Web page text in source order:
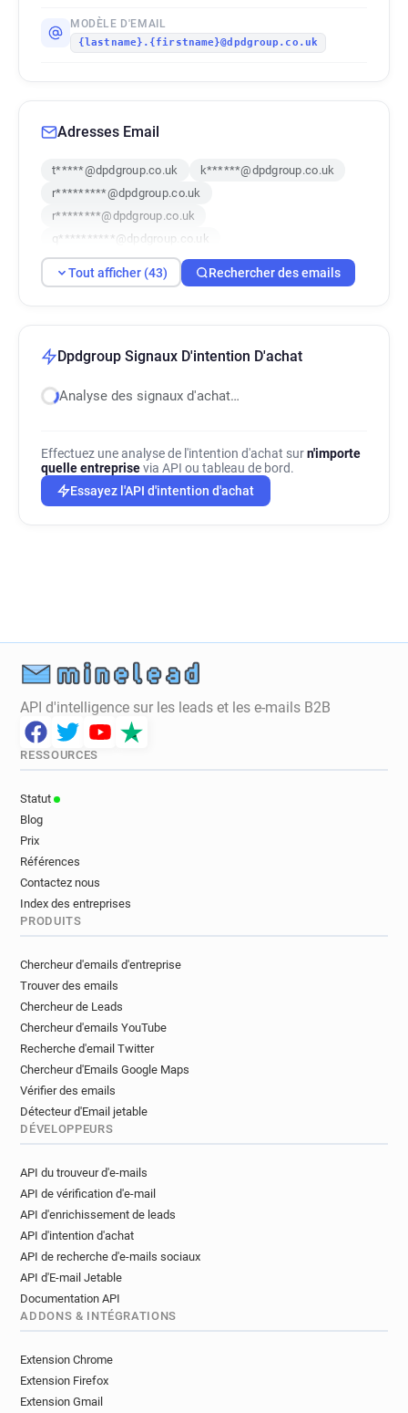
MODÈLE D'EMAIL
{lastname}.{firstname}@dpdgroup.co.uk
Adresses Email
t*****@dpdgroup.co.uk
k******@dpdgroup.co.uk
r*********@dpdgroup.co.uk
r********@dpdgroup.co.uk
q**********@dpdgroup.co.uk
d*******@dpdgroup.co.uk
o*******@dpdgroup.co.uk
v******@dpdgroup.co.uk
j*********@dpdgroup.co.uk
f*****@dpdgroup.co.uk
d******@dpdgroup.co.uk
g*********@dpdgroup.co.uk
m**********@dpdgroup.co.uk
t******@dpdgroup.co.uk
d*********@dpdgroup.co.uk
y************@dpdgroup.co.uk
y***********@dpdgroup.co.uk
q*********@dpdgroup.co.uk
u*****@dpdgroup.co.uk
Tout afficher (43) Rechercher des emails
Dpdgroup Signaux D'intention D'achat
Analyse des signaux d'achat…
Effectuez une analyse de l'intention d'achat surn'importe
quelle entreprisevia API ou tableau de bord.
Essayez l'API d'intention d'achat
API d'intelligence sur les leads et les e-mails B2B
RESSOURCES
Statut
Blog
Prix
Références
Contactez nous
Index des entreprises
PRODUITS
Chercheur d'emails d'entreprise
Trouver des emails
Chercheur de Leads
Chercheur d'emails YouTube
Recherche d'email Twitter
Chercheur d'Emails Google Maps
Vérifier des emails
Détecteur d'Email jetable
DÉVELOPPEURS
API du trouveur d'e-mails
API de vérification d'e-mail
API d'enrichissement de leads
API d'intention d'achat
API de recherche d'e-mails sociaux
API d'E-mail Jetable
Documentation API
ADDONS & INTÉGRATIONS
Extension Chrome
Extension Firefox
Extension Gmail